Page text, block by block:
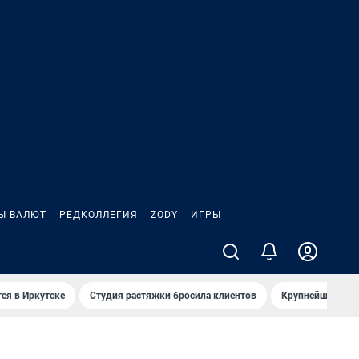
ВАЛЮТ РЕДКОЛЛЕГИЯ ZODY ИГРЫ
в Иркутске Студия растяжки бросила клиентов Крупнейшие